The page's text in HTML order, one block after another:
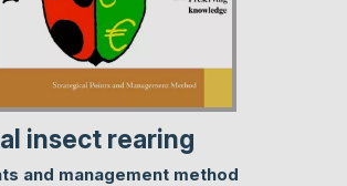
insect rearing
and management method